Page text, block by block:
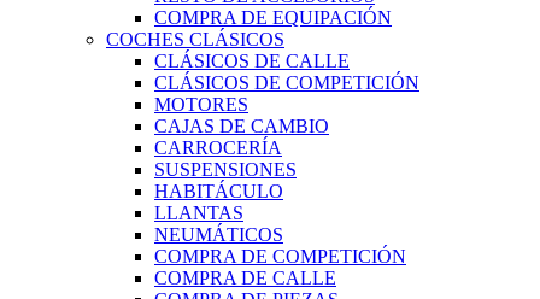
COMPRA DE EQUIPACIÓN
COCHES CLÁSICOS
CLÁSICOS DE CALLE
CLÁSICOS DE COMPETICIÓN
MOTORES
CAJAS DE CAMBIO
CARROCERÍA
SUSPENSIONES
HABITÁCULO
LLANTAS
NEUMÁTICOS
COMPRA DE COMPETICIÓN
COMPRA DE CALLE